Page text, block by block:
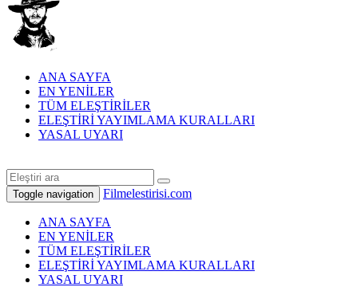
ANA SAYFA
EN YENİLER
TÜM ELEŞTİRİLER
ELEŞTİRİ YAYIMLAMA KURALLARI
YASAL UYARI
Toggle navigation Filmelestirisi.com
ANA SAYFA
EN YENİLER
TÜM ELEŞTİRİLER
ELEŞTİRİ YAYIMLAMA KURALLARI
YASAL UYARI